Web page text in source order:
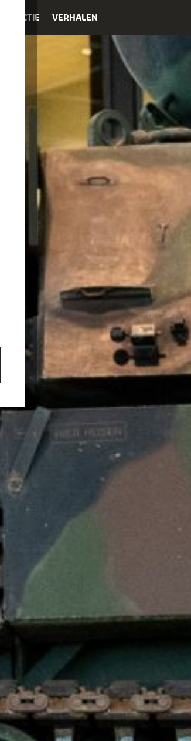
COLLECTIE VERHALEN